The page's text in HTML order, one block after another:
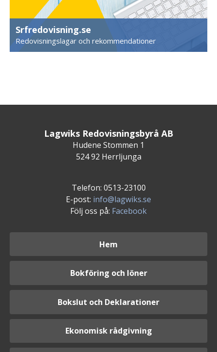
Srfredovisning.se
Redovisningslagar och rekommendationer
Lagwiks Redovisningsbyrå AB
Hudene Stommen 1
524 92 Herrljunga
Telefon: 0513-23100
E-post: info@lagwiks.se
Följ oss på: Facebook
Hem
Bokföring och löner
Bokslut och Deklarationer
Ekonomisk rådgivning